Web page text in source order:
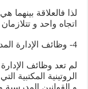
لذا فالعلاقة بينهما
اتجاه واحد و
4- وظائف الإدارة المدرسية
لم تعد وظائف
الروتينية المكتبية
و القوانين